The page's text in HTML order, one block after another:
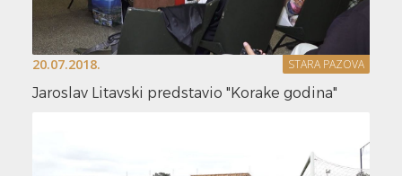
20.07.2018. STARA PAZOVA
Jaroslav Litavski predstavio "Korake godina"